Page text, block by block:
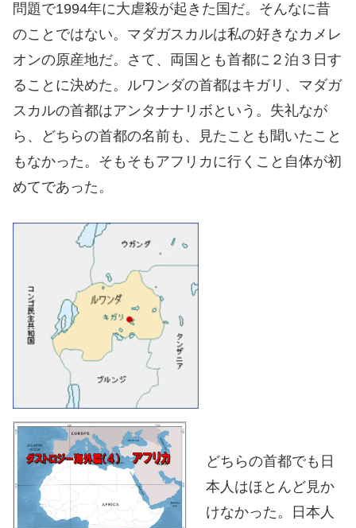
問題で1994年に大虐殺が起きた国だ。そんなに昔
のことではない。マダガスカルは私の好きなカメレ
オンの原産地だ。さて、両国とも首都に２泊３日す
ることに決めた。ルワンダの首都はキガリ、マダガ
スカルの首都はアンタナナリボという。失礼なが
ら、どちらの首都の名前も、見たことも聞いたこと
もなかった。そもそもアフリカに行くこと自体が初
めてであった。
どちらの首都でも日
本人はほとんど見か
けなかった。日本人